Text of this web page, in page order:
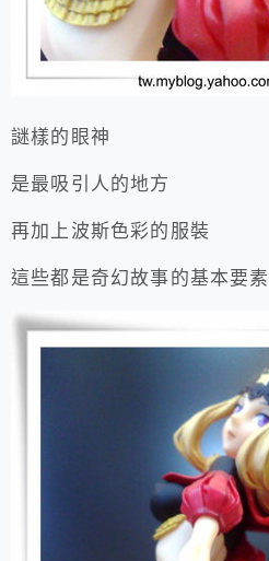
謎樣的眼神
是最吸引人的地方
再加上波斯色彩的服裝
這些都是奇幻故事的基本要素